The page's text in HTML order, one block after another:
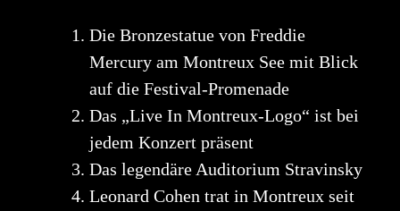
Die Bronzestatue von Freddie
Mercury am Montreux See mit Blick
auf die Festival-Promenade
Das „Live In Montreux-Logo“ ist bei
jedem Konzert präsent
Das legendäre Auditorium Stravinsky
Leonard Cohen trat in Montreux seit